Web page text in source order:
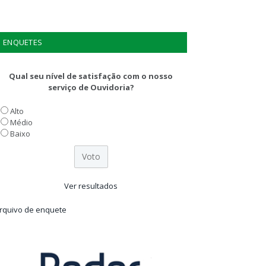
ENQUETES
Qual seu nível de satisfação com o nosso
serviço de Ouvidoria?
Alto
Médio
Baixo
Ver resultados
de enquete